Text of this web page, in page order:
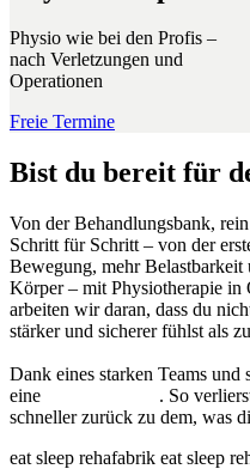
Physio wie bei den Profis –
nach Verletzungen und
Operationen
Freie Termine
Bist du bereit für
Von der Behandlungsbank,
Schritt für Schritt – von der
Bewegung, mehr Belastbarkeit
Körper – mit Physiotherapie in
arbeiten wir daran, dass du
stärker und sicherer fühlst als
Dank eines starken Teams
eine
. So
schneller zurück zu dem, was
eat sleep rehafabrik eat sleep